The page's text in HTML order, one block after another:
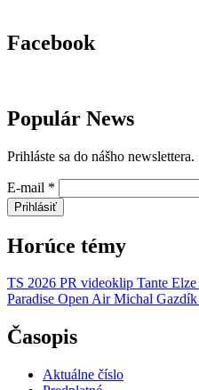
Facebook
Populár News
Prihláste sa do nášho newslettera.
E-mail *
Prihlásiť
Horúce témy
TS 2026 PR videoklip Tante Elze
Paradise Open Air Michal Gazdík
Časopis
Aktuálne číslo